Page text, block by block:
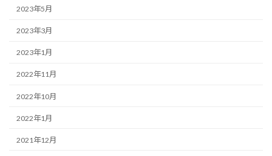
2023年5月
2023年3月
2023年1月
2022年11月
2022年10月
2022年1月
2021年12月